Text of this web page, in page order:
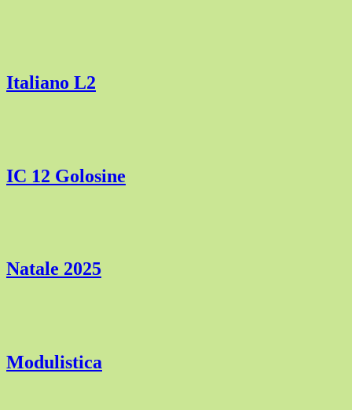
Italiano L2
IC 12 Golosine
Natale 2025
Modulistica